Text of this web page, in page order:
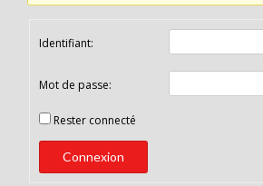
Identifiant:
Mot de passe:
Rester connecté
Connexion